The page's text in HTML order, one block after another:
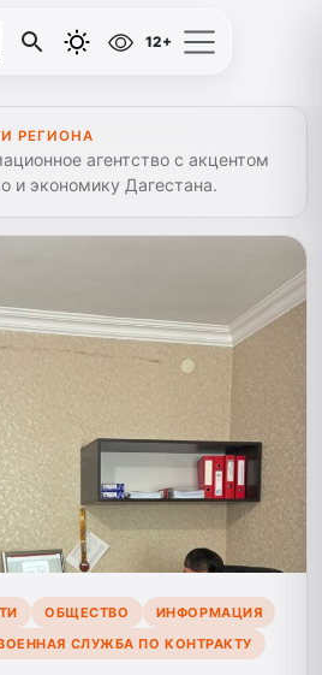
12+
РЕГИОНА
агентство с акцентом
и экономику Дагестана.
ОБЩЕСТВО
ИНФОРМАЦИЯ
СЛУЖБА ПО КОНТРАКТУ